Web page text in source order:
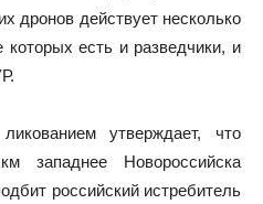
дронов действует несколько
есть и разведчики, и
утверждает, что
Новороссийска
российский истребитель